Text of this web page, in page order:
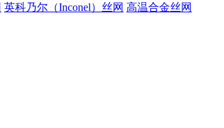
英科乃尔（Inconel）丝网 高温合金丝网